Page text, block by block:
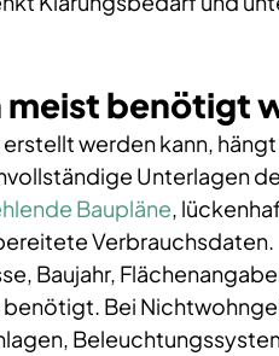
meist benötigt
werden kann,
Unterlagen
Baupläne,
Verbrauchsdaten.
Baujahr,
benötigt. Bei